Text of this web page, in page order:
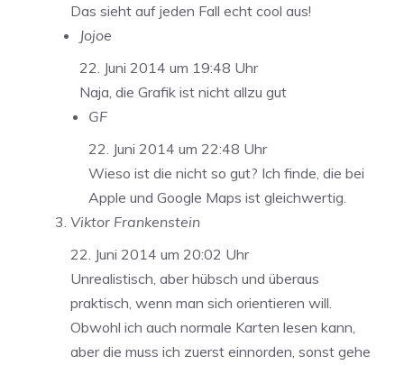
Das sieht auf jeden Fall echt cool aus!
Jojoe
22. Juni 2014 um 19:48 Uhr
Naja, die Grafik ist nicht allzu gut
GF
22. Juni 2014 um 22:48 Uhr
Wieso ist die nicht so gut? Ich finde, die bei
Apple und Google Maps ist gleichwertig.
Viktor Frankenstein
22. Juni 2014 um 20:02 Uhr
Unrealistisch, aber hübsch und überaus
praktisch, wenn man sich orientieren will.
Obwohl ich auch normale Karten lesen kann,
aber die muss ich zuerst einnorden, sonst gehe